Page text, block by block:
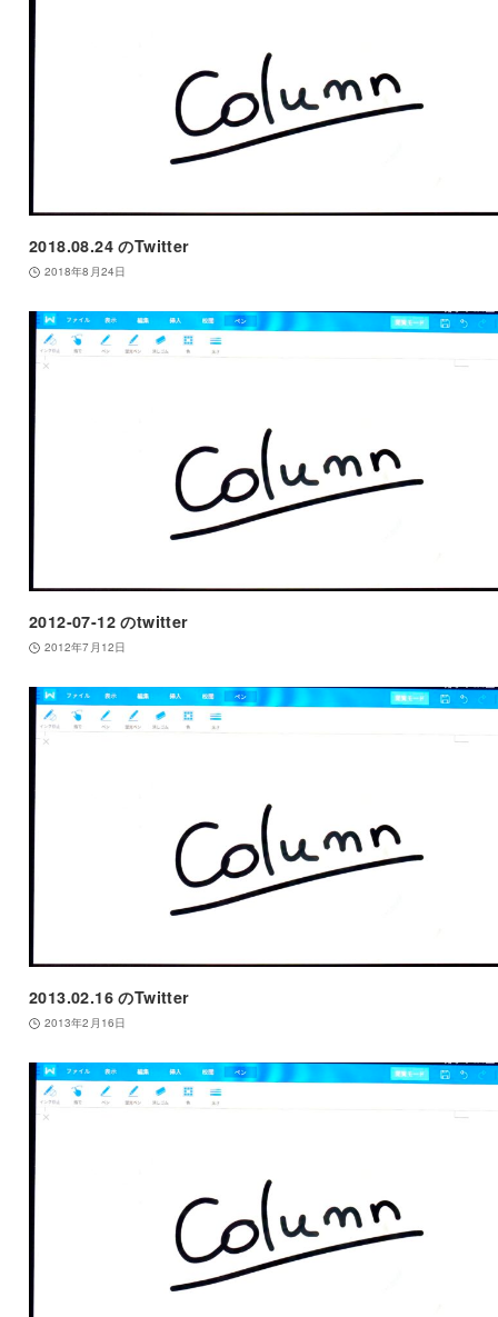
2018.08.24 のTwitter
2018年8月24日
2012-07-12 のtwitter
2012年7月12日
2013.02.16 のTwitter
2013年2月16日